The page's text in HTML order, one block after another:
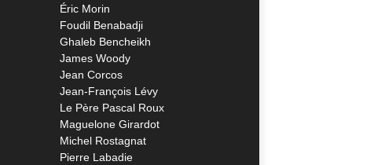
Éric Morin
Foudil Benabadji
Ghaleb Bencheikh
James Woody
Jean Corcos
Jean-François Lévy
Le Père Pascal Roux
Maguelone Girardot
Michel Rostagnat
Pierre Labadie